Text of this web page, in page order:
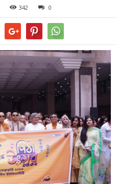
342 0